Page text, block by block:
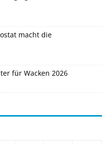
macht die
für Wacken 2026